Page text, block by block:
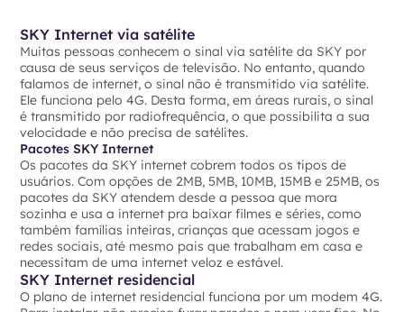
SKY Internet via satélite
Muitas pessoas conhecem o sinal via satélite da SKY por
causa de seus serviços de televisão. No entanto, quando
falamos de internet, o sinal não é transmitido via satélite.
Ele funciona pelo 4G. Desta forma, em áreas rurais, o sinal
é transmitido por radiofrequência, o que possibilita a sua
velocidade e não precisa de satélites.
Pacotes SKY Internet
Os pacotes da SKY internet cobrem todos os tipos de
usuários. Com opções de 2MB, 5MB, 10MB, 15MB e 25MB, os
pacotes da SKY atendem desde a pessoa que mora
sozinha e usa a internet pra baixar filmes e séries, como
também famílias inteiras, crianças que acessam jogos e
redes sociais, até mesmo pais que trabalham em casa e
necessitam de uma internet veloz e estável.
SKY Internet residencial
O plano de internet residencial funciona por um modem 4G.